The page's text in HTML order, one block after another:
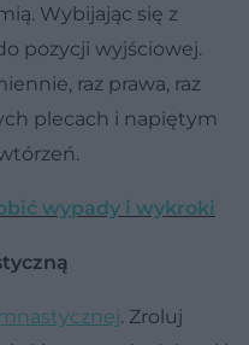
Wybijając się z
pozycji wyjściowej.
raz prawa, raz
plecach i napiętym
wypady i wykroki
. Zroluj